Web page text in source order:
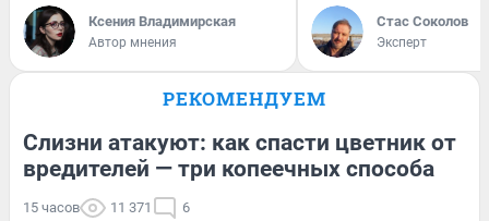
Ксения Владимирская
Автор мнения
Стас Соколов
Эксперт
РЕКОМЕНДУЕМ
Слизни атакуют: как спасти цветник от
вредителей — три копеечных способа
15 часов 11 371 6